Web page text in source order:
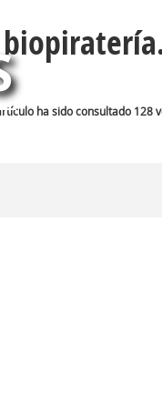
ha sido consultado 128